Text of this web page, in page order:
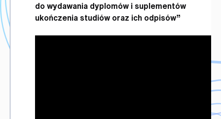
do wydawania dyplomów i suplementów
ukończenia studiów oraz ich odpisów”